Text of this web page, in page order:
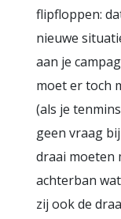
flipfloppen:
nieuwe
aan je
moet er toch
(als je
geen vraag
draai moeten
achterban
zij ook de